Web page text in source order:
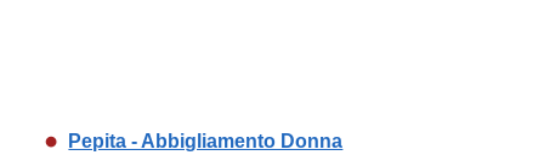
Pepita - Abbigliamento Donna